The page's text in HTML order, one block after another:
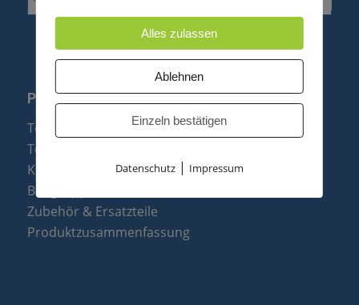
PRODUKTE
Telefonanlagen
Telefone
Konftel Konferenztelefone
Baugruppen
Zubehör & Ersatzteile
Produktzusammenfassung
Alles zulassen
Ablehnen
Einzeln bestätigen
Datenschutz| Impressum